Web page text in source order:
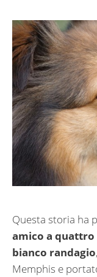
Questa storia ha
amico a quattro
bianco randagio
Memphis e